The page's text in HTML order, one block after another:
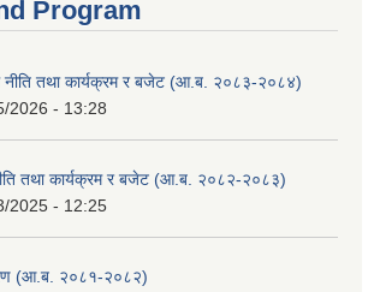
Program
नीति तथा कार्यक्रम र बजेट (आ.ब. २०८३-२०८४)
2026 - 13:28
तथा कार्यक्रम र बजेट (आ.ब. २०८२-२०८३)
2025 - 12:25
(आ.ब. २०८१-२०८२)